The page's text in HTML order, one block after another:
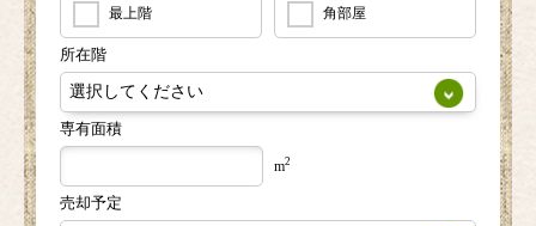
最上階 角部屋
所在階
専有面積
m2
売却予定